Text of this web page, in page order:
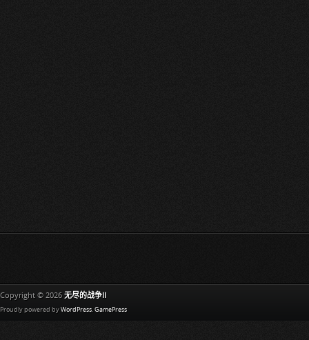
Copyright © 2026 无尽的战争II
Proudly powered by WordPress. GamePress